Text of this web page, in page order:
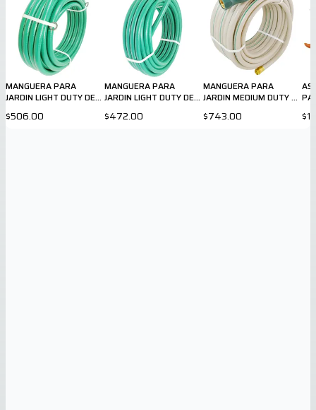
MANGUERA PARA
JARDIN LIGHT DUTY DE
$506.00
MANGUERA PARA
JARDIN LIGHT DUTY DE
$472.00
MANGUERA PARA
JARDIN MEDIUM DUTY DE
$743.00